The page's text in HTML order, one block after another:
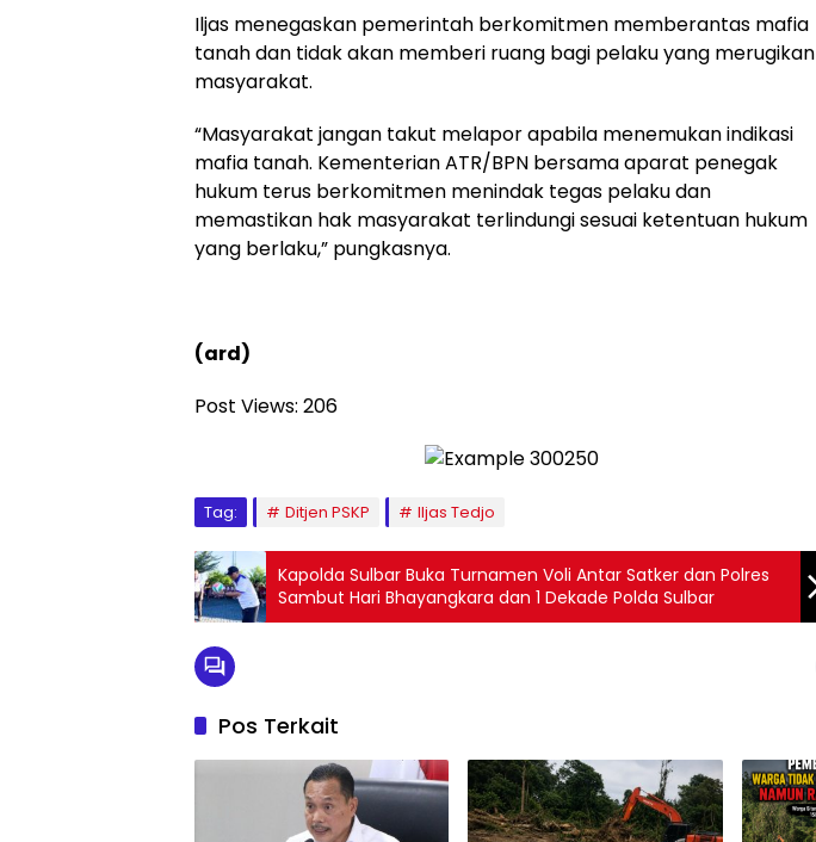
Iljas menegaskan pemerintah berkomitmen memberantas mafia
tanah dan tidak akan memberi ruang bagi pelaku yang merugikan
masyarakat.
“Masyarakat jangan takut melapor apabila menemukan indikasi
mafia tanah. Kementerian ATR/BPN bersama aparat penegak
hukum terus berkomitmen menindak tegas pelaku dan
memastikan hak masyarakat terlindungi sesuai ketentuan hukum
yang berlaku,” pungkasnya.
(ard)
Post Views: 206
Tag: Ditjen PSKP Iljas Tedjo
Kapolda Sulbar Buka Turnamen Voli Antar Satker dan Polres
Sambut Hari Bhayangkara dan 1 Dekade Polda Sulbar
Pos Terkait